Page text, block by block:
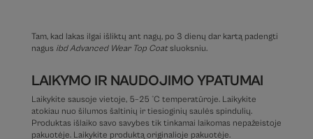
Tam, kad lakas ilgai išliktų ant nagų, po 3 dienų dar kartą padengti
nagus ibd Advanced Wear Top Coatsluoksniu.
LAIKYMO IR NAUDOJIMO YPATUMAI
Laikykite sausoje vietoje, 5–25 °C temperatūroje. Laikykite
atokiau nuo šilumos šaltinių ir tiesioginių saulės spindulių.
Produktas išlaiko savo savybes tik tinkamai laikomas nepažeistoje
pakuotėje. Laikykite produktą originalioje pakuotėje.